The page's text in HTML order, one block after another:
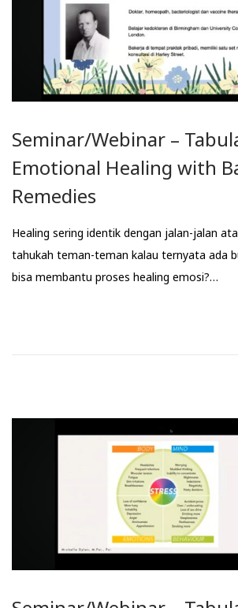
Seminar/Webinar –
Emotional Healing with
Remedies
Healing sering identik dengan jalan-jalan
tahukah teman-teman kalau ternyata ada
bisa membantu proses healing emosi?…